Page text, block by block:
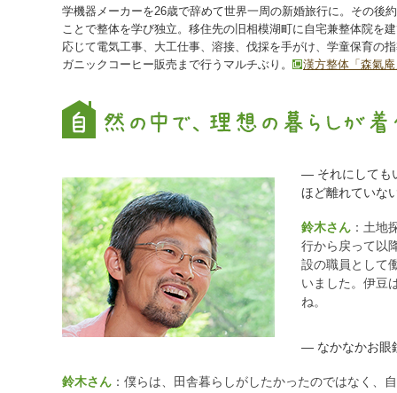
学機器メーカーを26歳で辞めて世界一周の新婚旅行に。その後
ことで整体を学び独立。移住先の旧相模湖町に自宅兼整体院を
応じて電気工事、大工仕事、溶接、伐採を手がけ、学童保育の
ガニックコーヒー販売まで行うマルチぶり。
漢方整体「森氣
― それにしても
ほど離れていな
鈴木さん ：土地
行から戻って以
設の職員として
いました。伊豆
ね。
― なかなかお眼
鈴木さん ：僕らは、田舎暮らしがしたかったのではなく、